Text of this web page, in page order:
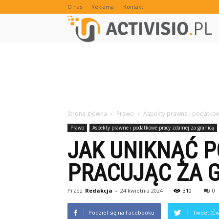
O nas Reklama Kontakt
Strona główna Prawo Aspekty prawne i
Prawo Aspekty prawne i podatkowe pracy zdalnej za granicą
JAK UNIKNĄĆ
PRACUJĄC ZA
Przez Redakcja - 24 kwietnia 2024 310 0
Podziel się na Facebooku Tweet